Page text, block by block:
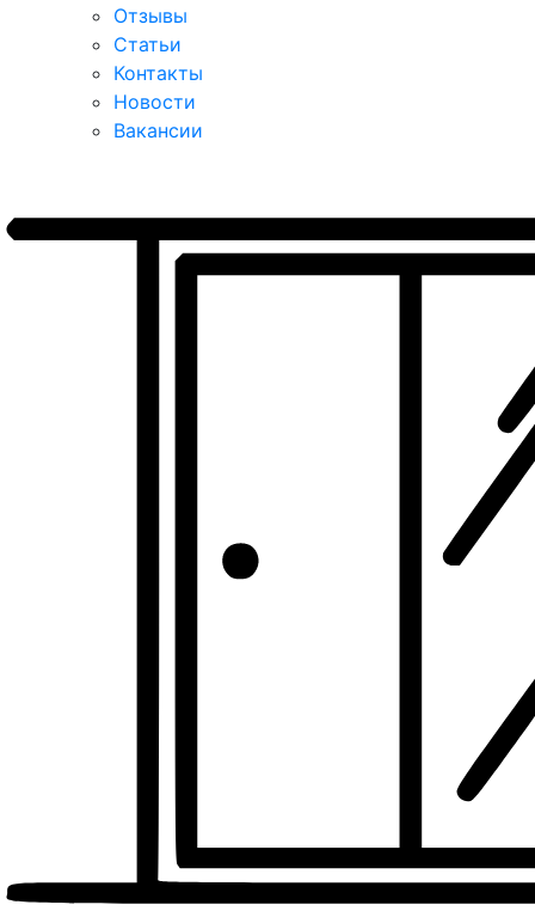
Отзывы
Статьи
Контакты
Новости
Вакансии